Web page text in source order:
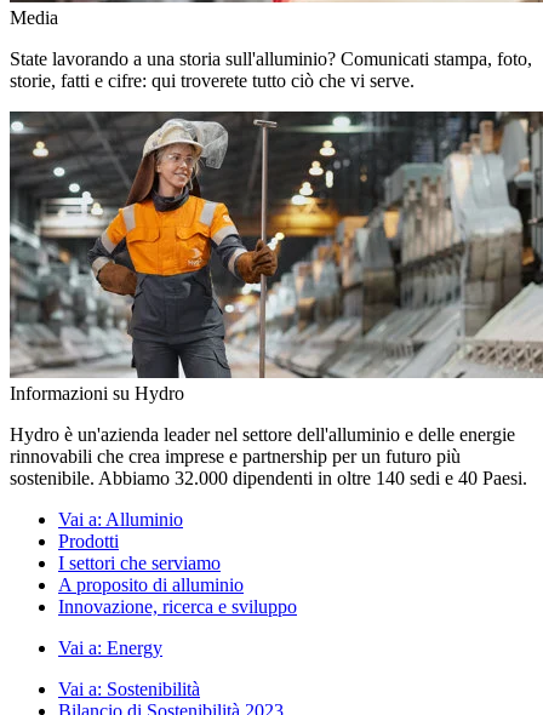
Media
State lavorando a una storia sull'alluminio? Comunicati stampa, foto,
storie, fatti e cifre: qui troverete tutto ciò che vi serve.
Informazioni su Hydro
Hydro è un'azienda leader nel settore dell'alluminio e delle energie
rinnovabili che crea imprese e partnership per un futuro più
sostenibile. Abbiamo 32.000 dipendenti in oltre 140 sedi e 40 Paesi.
Vai a: Alluminio
Prodotti
I settori che serviamo
A proposito di alluminio
Innovazione, ricerca e sviluppo
Vai a: Energy
Vai a: Sostenibilità
Bilancio di Sostenibilità 2023